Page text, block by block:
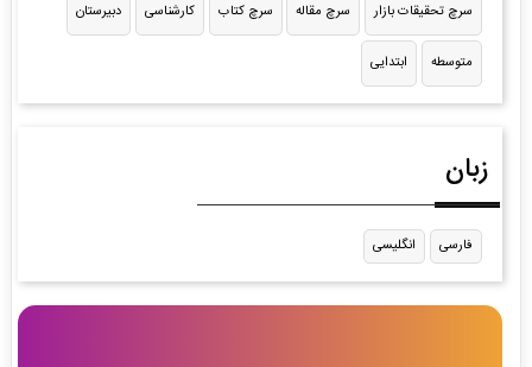
سرچ تحقیقات بازار سرچ مقاله سرچ کتاب کارشناسی دبیرستان
متوسطه ابتدایی
زبان
فارسی انگلیسی